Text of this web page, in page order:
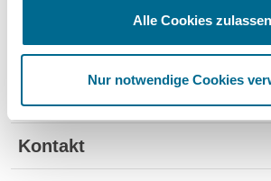
Alle Cookies zulassen
Nur notwendige Cookies
Standorte
Kontakt